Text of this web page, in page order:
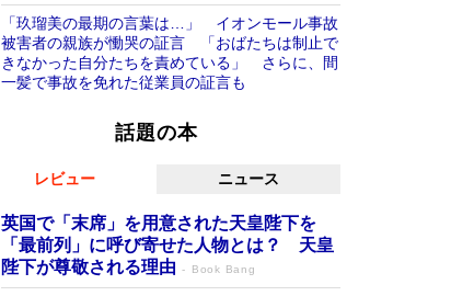
「玖瑠美の最期の言葉は…」 イオンモール事故
被害者の親族が慟哭の証言 「おばたちは制止で
きなかった自分たちを責めている」 さらに、間
一髪で事故を免れた従業員の証言も
話題の本
レビュー ニュース
英国で「末席」を用意された天皇陛下を
「最前列」に呼び寄せた人物とは？ 天皇
陛下が尊敬される理由
Book Bang